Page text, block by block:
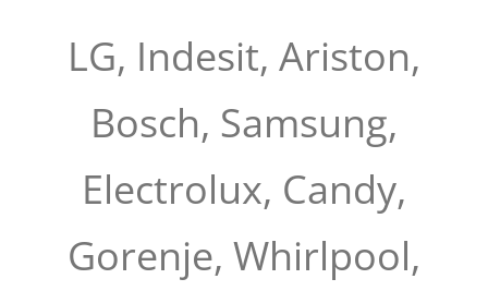
LG, Indesit, Ariston,
Bosch, Samsung,
Electrolux, Candy,
Gorenje, Whirlpool,